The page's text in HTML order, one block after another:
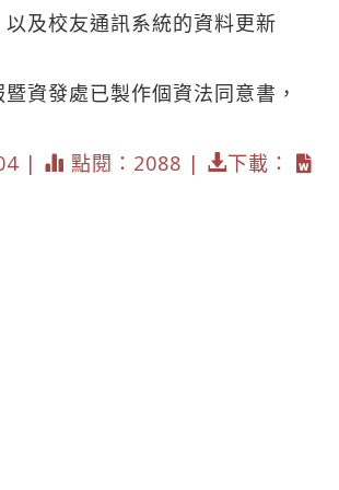
及校友通訊系統的資料更新
資發處已製作個資法同意書，
| 點閱：2088 | 下載：